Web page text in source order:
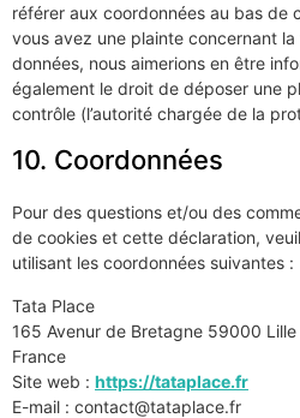
référer aux coordonnées au bas de
vous avez une plainte concernant
données, nous aimerions en être
également le droit de déposer une
contrôle (l’autorité chargée de la
10. Coordonnées
Pour des questions et/ou des
de cookies et cette déclaration,
utilisant les coordonnées suivantes :
Tata Place
165 Avenur de Bretagne 59000 Lille
France
Site web : https://tataplace.fr
E-mail : contact@tataplace.fr